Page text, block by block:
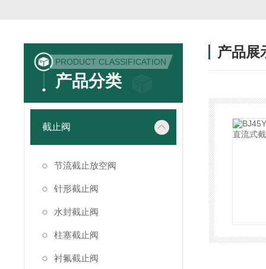
PRODUCT CLASSIFICATION
产品分类
截止阀
节流截止放空阀
针形截止阀
水封截止阀
柱塞截止阀
衬氟截止阀
产品展